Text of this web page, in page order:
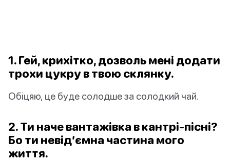
1. Гей, крихітко, дозволь мені додати
трохи цукру в твою склянку.
Обіцяю, це буде солодше за солодкий чай.
2. Ти наче вантажівка в кантрі-пісні?
Бо ти невід’ємна частина мого
життя.